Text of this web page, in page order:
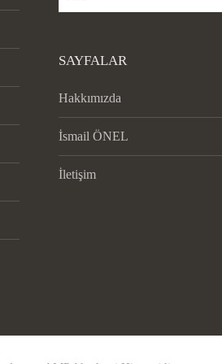
SAYFALAR
Hakkımızda
İsmail ÖNEL
İletişim